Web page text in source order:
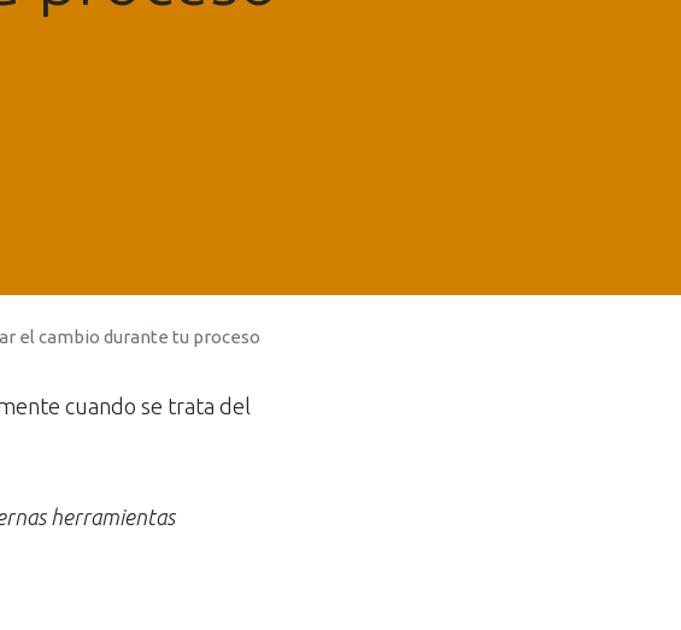
el cambio durante tu proceso
cuando se trata del
herramientas